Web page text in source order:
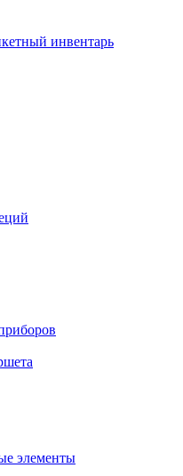
инвентарь
элементы